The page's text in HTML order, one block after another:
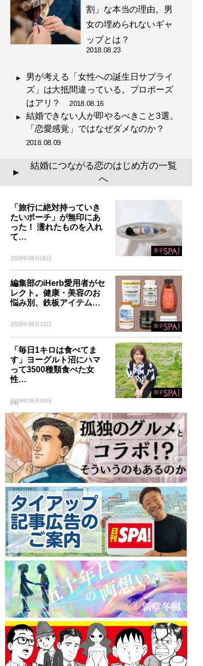
割」な本当の理由。男
女の埋められないギャ
ップとは？
2018.08.23
男が考える「女性への誕生日サプライ
ズ」は大抵間違っている。プロポーズ
はアリ？ 2018.08.16
結婚できない人が即やるべきこと3選。
「恋愛感覚」ではなぜダメなのか？
2018.08.09
▲
結婚につながる恋のはじめ方の一覧
へ
「旅行に絶対持っていき
たいポーチ」が無印にあ
った！ 濡れたものを入れ
て…
2026年08月06日
編集部のiHerb愛用者がセ
レクト。健康・美容のお
悩み別、鉄板アイテム…
2026年06月22日
「毎日1キロは食べてま
す」ヨーグルト沼にハマ
って3500種類食べた女
性…
2026年06月09日
PR